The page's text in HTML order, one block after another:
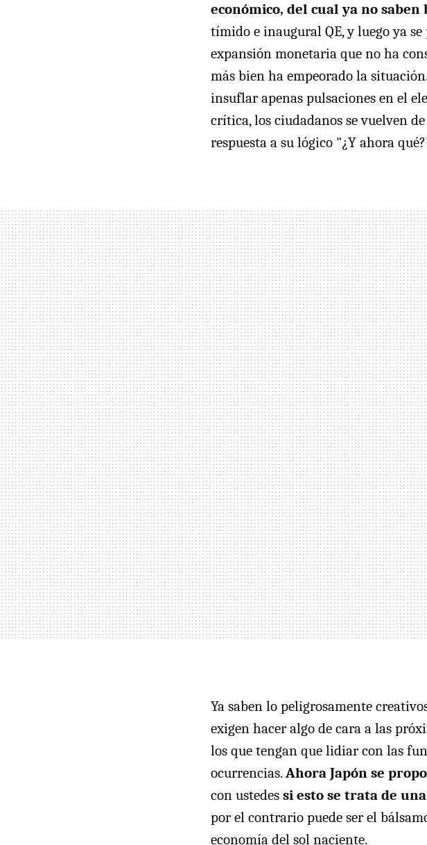
económico, del cual ya no
tímido e inaugural QE, y luego ya
expansión monetaria que no ha
más bien ha empeorado la
insuflar apenas pulsaciones en el
crítica, los ciudadanos se vuelven
respuesta a su lógico "¿Y ahora
Ya saben lo peligrosamente
exigen hacer algo de cara a las
los que tengan que lidiar con las
ocurrencias.Ahora Japón se
con ustedes si esto se trata de
por el contrario puede ser el
economía del sol naciente.